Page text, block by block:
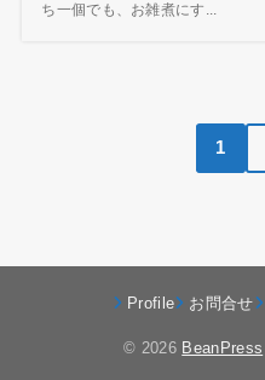
ち一個でも、お雑煮にす...
1
Profile お問合せ
© 2026 BeanPress